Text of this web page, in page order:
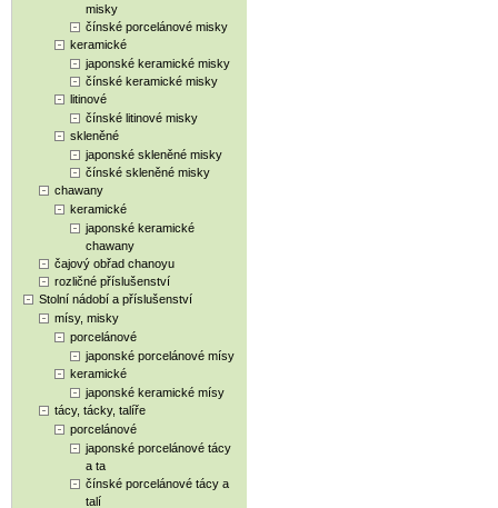
misky
čínské porcelánové misky
keramické
japonské keramické misky
čínské keramické misky
litinové
čínské litinové misky
skleněné
japonské skleněné misky
čínské skleněné misky
chawany
keramické
japonské keramické
chawany
čajový obřad chanoyu
rozličné příslušenství
Stolní nádobí a příslušenství
mísy, misky
porcelánové
japonské porcelánové mísy
keramické
japonské keramické mísy
tácy, tácky, talíře
porcelánové
japonské porcelánové tácy
a ta
čínské porcelánové tácy a
talí